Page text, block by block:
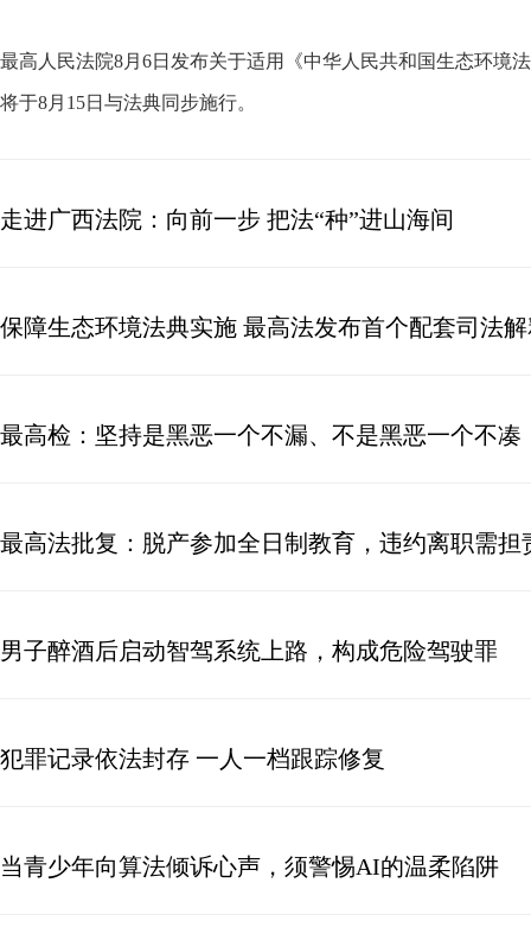
最高人民法院8月6日发布关于适用《中华人民共和国生态环境
将于8月15日与法典同步施行。
走进广西法院：向前一步 把法“种”进山海间
保障生态环境法典实施 最高法发布首个配套司法
最高检：坚持是黑恶一个不漏、不是黑恶一个不凑
最高法批复：脱产参加全日制教育，违约离职需担
男子醉酒后启动智驾系统上路，构成危险驾驶罪
犯罪记录依法封存 一人一档跟踪修复
当青少年向算法倾诉心声，须警惕AI的温柔陷阱